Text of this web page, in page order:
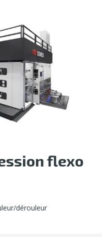
flexo
dérouleur